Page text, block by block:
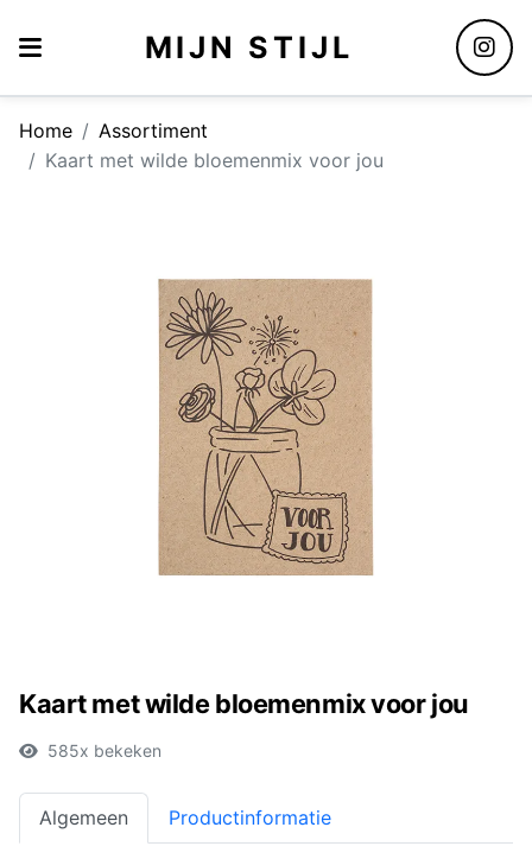
MIJN STIJL
Home
Assortiment
Kaart met wilde bloemenmix voor jou
Kaart met wilde bloemenmix voor jou
585x bekeken
Algemeen Productinformatie